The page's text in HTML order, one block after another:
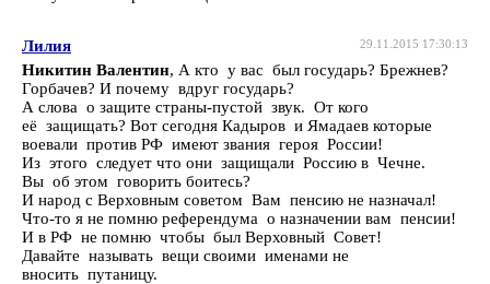
29.11.2015 17:30:13
Лилия
Никитин Валентин, А кто у вас был государь? Брежнев?
Горбачев? И почему вдруг государь?
А слова о защите страны-пустой звук. От кого
её защищать? Вот сегодня Кадыров и Ямадаев которые
воевали против РФ имеют звания героя России!
Из этого следует что они защищали Россию в Чечне.
Вы об этом говорить боитесь?
И народ с Верховным советом Вам пенсию не назначал!
Что-то я не помню референдума о назначении вам пенсии!
И в РФ не помню чтобы был Верховный Совет!
Давайте называть вещи своими именами не
вносить путаницу.